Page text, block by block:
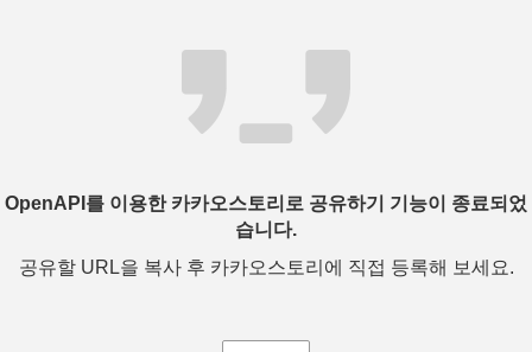
OpenAPI를 이용한 카카오스토리로 공유하기 기능이 종료되었
습니다.
공유할 URL을 복사 후 카카오스토리에 직접 등록해 보세요.